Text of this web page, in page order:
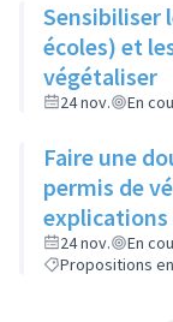
Sensibiliser
écoles) et
végétaliser
24 nov. En
Faire une
permis de
côté des
investir
24 nov.
En
Propositions